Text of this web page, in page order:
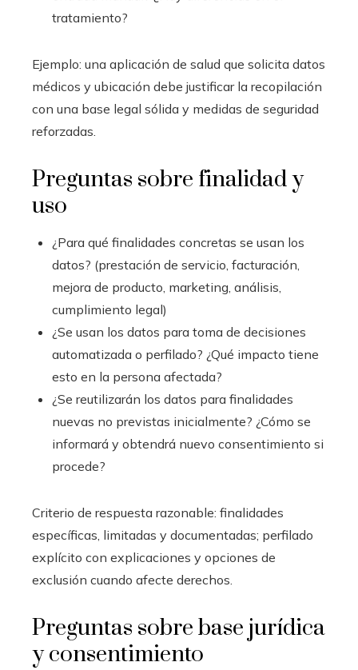
tratamiento?
Ejemplo: una aplicación de salud que solicita datos
médicos y ubicación debe justificar la recopilación
con una base legal sólida y medidas de seguridad
reforzadas.
Preguntas sobre finalidad y
uso
¿Para qué finalidades concretas se usan los
datos? (prestación de servicio, facturación,
mejora de producto, marketing, análisis,
cumplimiento legal)
¿Se usan los datos para toma de decisiones
automatizada o perfilado? ¿Qué impacto tiene
esto en la persona afectada?
¿Se reutilizarán los datos para finalidades
nuevas no previstas inicialmente? ¿Cómo se
informará y obtendrá nuevo consentimiento si
procede?
Criterio de respuesta razonable: finalidades
específicas, limitadas y documentadas; perfilado
explícito con explicaciones y opciones de
exclusión cuando afecte derechos.
Preguntas sobre base jurídica
y consentimiento